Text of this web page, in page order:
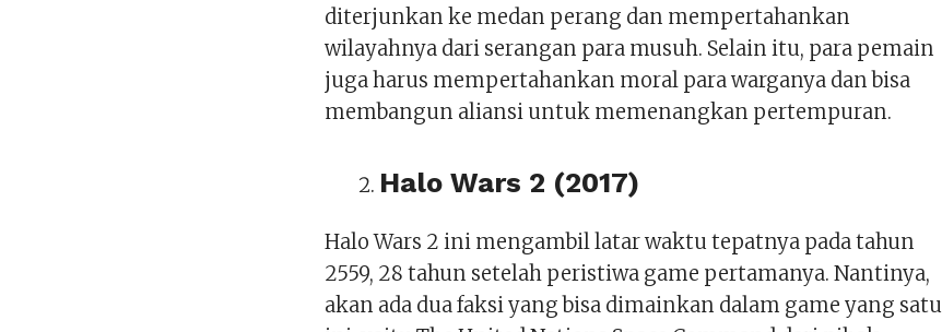
diterjunkan ke medan perang dan mempertahankan
wilayahnya dari serangan para musuh. Selain itu, para pemain
juga harus mempertahankan moral para warganya dan bisa
membangun aliansi untuk memenangkan pertempuran.
Halo Wars 2 (2017)
Halo Wars 2 ini mengambil latar waktu tepatnya pada tahun
2559, 28 tahun setelah peristiwa game pertamanya. Nantinya,
akan ada dua faksi yang bisa dimainkan dalam game yang satu